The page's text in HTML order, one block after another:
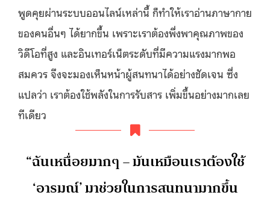
พูดคุยผ่านระบบออนไลน์เหล่านี้ ก็ทำให้เราอ่านภาษากาย
ของคนอื่นๆ ได้ยากขึ้น เพราะเราต้องพึ่งพาคุณภาพของ
วิดีโอที่สูง และอินเทอร์เน็ตระดับที่มีความแรงมากพอ
สมควร จึงจะมองเห็นหน้าผู้สนทนาได้อย่างชัดเจน ซึ่ง
แปลว่า เราต้องใช้พลังในการรับสาร เพิ่มขึ้นอย่างมากเลย
ทีเดียว
“ฉันเหนื่อยมากๆ – มันเหมือนเราต้องใช้
‘อารมณ์’ มาช่วยในการสนทนามากขึ้น